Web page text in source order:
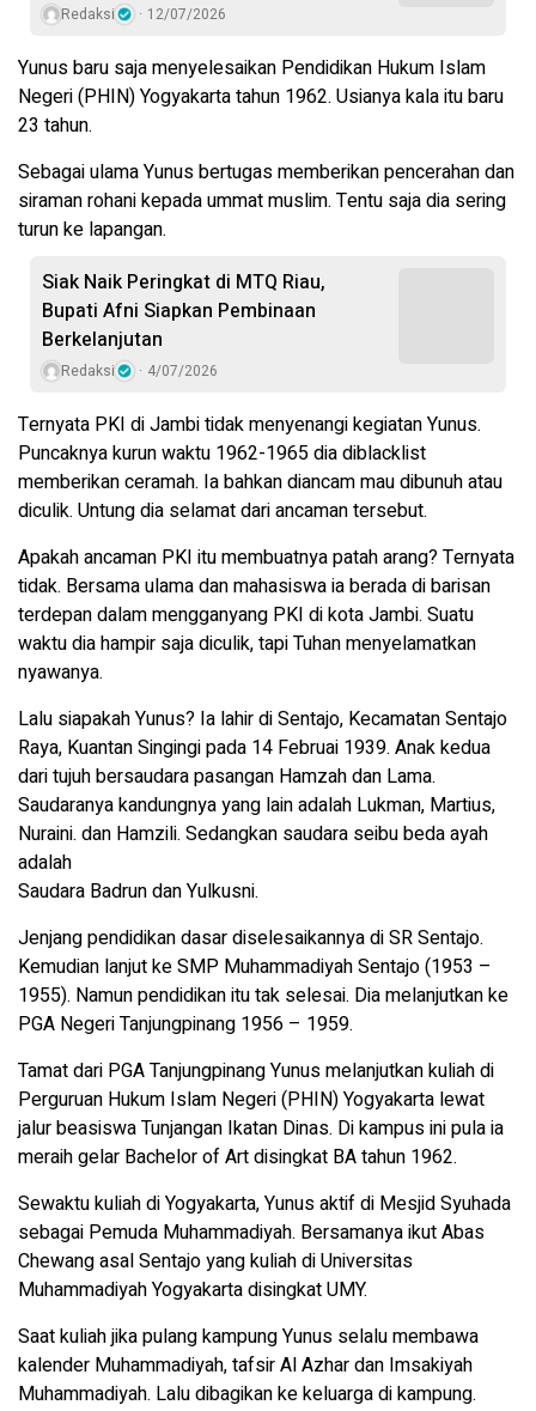
Redaksi 12/07/2026
Yunus baru saja menyelesaikan Pendidikan Hukum Islam
Negeri (PHIN) Yogyakarta tahun 1962. Usianya kala itu baru
23 tahun.
Sebagai ulama Yunus bertugas memberikan pencerahan dan
siraman rohani kepada ummat muslim. Tentu saja dia sering
turun ke lapangan.
Siak Naik Peringkat di MTQ Riau,
Bupati Afni Siapkan Pembinaan
Berkelanjutan
Redaksi 4/07/2026
Ternyata PKI di Jambi tidak menyenangi kegiatan Yunus.
Puncaknya kurun waktu 1962-1965 dia diblacklist
memberikan ceramah. Ia bahkan diancam mau dibunuh atau
diculik. Untung dia selamat dari ancaman tersebut.
Apakah ancaman PKI itu membuatnya patah arang? Ternyata
tidak. Bersama ulama dan mahasiswa ia berada di barisan
terdepan dalam mengganyang PKI di kota Jambi. Suatu
waktu dia hampir saja diculik, tapi Tuhan menyelamatkan
nyawanya.
Lalu siapakah Yunus? Ia lahir di Sentajo, Kecamatan Sentajo
Raya, Kuantan Singingi pada 14 Februai 1939. Anak kedua
dari tujuh bersaudara pasangan Hamzah dan Lama.
Saudaranya kandungnya yang lain adalah Lukman, Martius,
Nuraini. dan Hamzili. Sedangkan saudara seibu beda ayah
adalah
Saudara Badrun dan Yulkusni.
Jenjang pendidikan dasar diselesaikannya di SR Sentajo.
Kemudian lanjut ke SMP Muhammadiyah Sentajo (1953 –
1955). Namun pendidikan itu tak selesai. Dia melanjutkan ke
PGA Negeri Tanjungpinang 1956 – 1959.
Tamat dari PGA Tanjungpinang Yunus melanjutkan kuliah di
Perguruan Hukum Islam Negeri (PHIN) Yogyakarta lewat
jalur beasiswa Tunjangan Ikatan Dinas. Di kampus ini pula ia
meraih gelar Bachelor of Art disingkat BA tahun 1962.
Sewaktu kuliah di Yogyakarta, Yunus aktif di Mesjid Syuhada
sebagai Pemuda Muhammadiyah. Bersamanya ikut Abas
Chewang asal Sentajo yang kuliah di Universitas
Muhammadiyah Yogyakarta disingkat UMY.
Saat kuliah jika pulang kampung Yunus selalu membawa
kalender Muhammadiyah, tafsir Al Azhar dan Imsakiyah
Muhammadiyah. Lalu dibagikan ke keluarga di kampung.